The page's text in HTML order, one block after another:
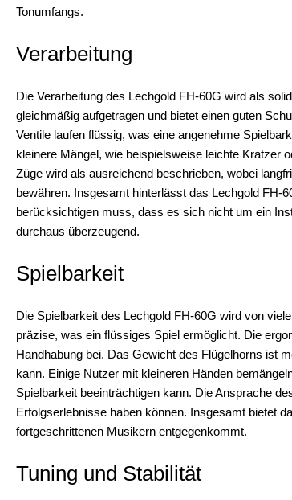
Tonumfangs.
Verarbeitung
Die Verarbeitung des Lechgold FH-60G wird als
gleichmäßig aufgetragen und bietet einen guten
Ventile laufen flüssig, was eine angenehme
kleinere Mängel, wie beispielsweise leichte Kratzer
Züge wird als ausreichend beschrieben, wobei
bewähren. Insgesamt hinterlässt das Lechgold FH-
berücksichtigen muss, dass es sich nicht um ein
durchaus überzeugend.
Spielbarkeit
Die Spielbarkeit des Lechgold FH-60G wird von
präzise, was ein flüssiges Spiel ermöglicht. Die
Handhabung bei. Das Gewicht des Flügelhorns ist
kann. Einige Nutzer mit kleineren Händen
Spielbarkeit beeinträchtigen kann. Die Ansprache
Erfolgserlebnisse haben können. Insgesamt bietet
fortgeschrittenen Musikern entgegenkommt.
Tuning und Stabilität